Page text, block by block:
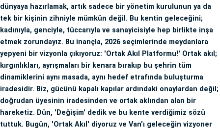
dünyaya hazırlamak, artık sadece bir yönetim kurulunun ya da
tek bir kişinin zihniyle mümkün değil. Bu kentin geleceğini;
kadınıyla, genciyle, tüccarıyla ve sanayicisiyle hep birlikte inşa
etmek zorundayız. Bu inançla, 2026 seçimlerinde meydanlara
yepyeni bir vizyonla çıkıyoruz: 'Ortak Akıl Platformu!' Ortak akıl;
kırgınlıkları, ayrışmaları bir kenara bırakıp bu şehrin tüm
dinamiklerini aynı masada, aynı hedef etrafında buluşturma
iradesidir. Biz, gücünü kapalı kapılar ardındaki onaylardan değil;
doğrudan üyesinin iradesinden ve ortak aklından alan bir
hareketiz. Dün, 'Değişim' dedik ve bu kente verdiğimiz sözü
tuttuk. Bugün, 'Ortak Akıl' diyoruz ve Van’ı geleceğin vizyoner